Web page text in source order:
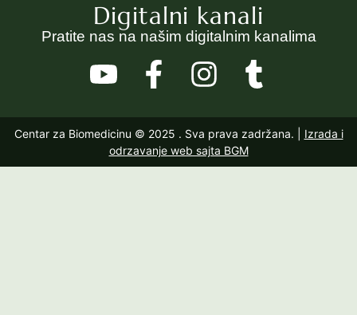
Digitalni kanali
Pratite nas na našim digitalnim kanalima
Centar za Biomedicinu © 2025 . Sva prava zadržana. | Izrada i
odrzavanje web sajta BGM